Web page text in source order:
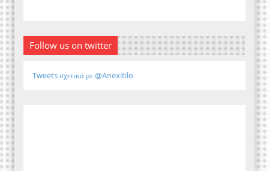
Follow us on twitter
Tweets σχετικά με @Anexitilo